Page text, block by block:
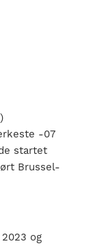
-07
startet
Brussel-
og